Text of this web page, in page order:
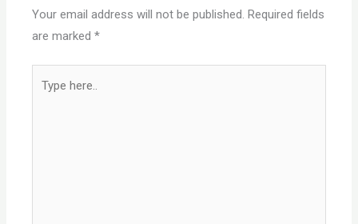
Your email address will not be published. Required fields
are marked*
here..